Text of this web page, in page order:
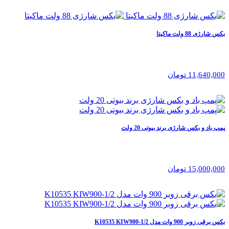
بکس شارژی 88 ولت ماکیتا
11,640,000 تومان
پمپ باد و بکس شارژی برند بیوتی 20 ولت
15,000,000 تومان
بکس برقی زوبر 900 وات مدل 1/2-K10535 KIW900